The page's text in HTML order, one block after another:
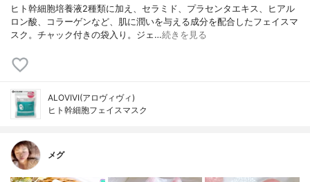
ヒト幹細胞培養液2種類に加え、セラミド、プラセンタエキス、ヒアル
ロン酸、コラーゲンなど、肌に潤いを与える成分を配合したフェイスマ
スク。チャック付きの袋入り。ジェ…続きを見る
ALOVIVI(アロヴィヴィ)
ヒト幹細胞フェイスマスク
メグ